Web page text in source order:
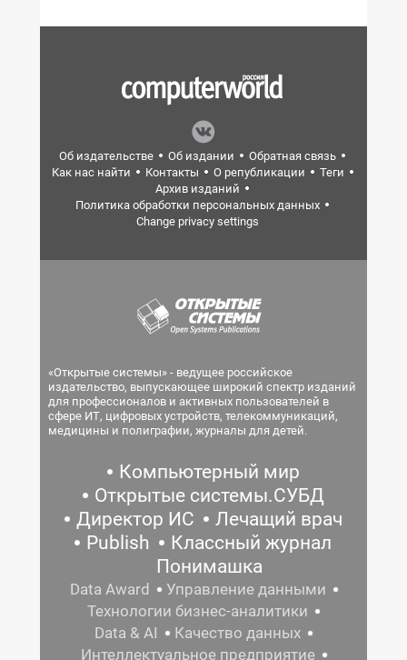
Об издательстве Об издании
Обратная связь
Как нас найти
Контакты О републикации
Теги
Архив изданий
Политика обработки персональных данных
Change privacy settings
«Открытые системы» - ведущее российское
издательство, выпускающее широкий спектр изданий
для профессионалов и активных пользователей в
сфере ИТ, цифровых устройств, телекоммуникаций,
медицины и полиграфии, журналы для детей.
Компьютерный мир
Открытые системы.СУБД
Директор ИС
Лечащий врач
Publish
Классный журнал
Понимашка
Data Award
Управление данными
Технологии бизнес-аналитики
Data & AI
Качество данных
Интеллектуальное предприятие